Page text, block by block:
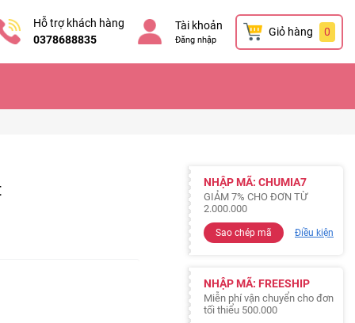
Hỗ trợ khách hàng
0378688835
Tài khoản
Đăng nhập
Giỏ hàng 0
NHẬP MÃ: CHUMIA7
GIẢM 7% CHO ĐƠN TỪ
2.000.000
Sao chép mã Điều kiện
NHẬP MÃ: FREESHIP
Miễn phí vận chuyển cho đơn
tối thiểu 500.000